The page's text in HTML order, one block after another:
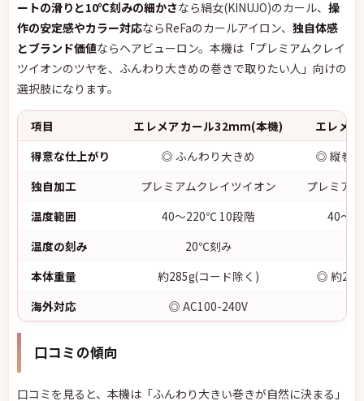
ートの滑りと10℃刻みの細かさなら絹女(KINUJO)のカール、 操
作の安定感やカラー対応ならReFaのカールアイロン、 独自体感
とブランド価値ならヘアビューロン。本機は「プレミアムクレイ
ツイオンのツヤを、ふんわり大きめの巻きで取りたい人」向けの
選択肢になります。
項目 エレメアカール32mm(本機)
エレメ
得意な仕上がり
◎ ふんわり大きめ
◎ 縦巻
独自加工
プレミアムクレイツイオン
プレミア
温度範囲
40〜220℃ 10段階
40〜
温度の刻み
20℃刻み
本体重量
約285g(コード除く)
◎ 約
海外対応
◎ AC100-240V
口コミの傾向
口コミを見ると、本機は「ふんわり大きい巻きが自然に決まる」